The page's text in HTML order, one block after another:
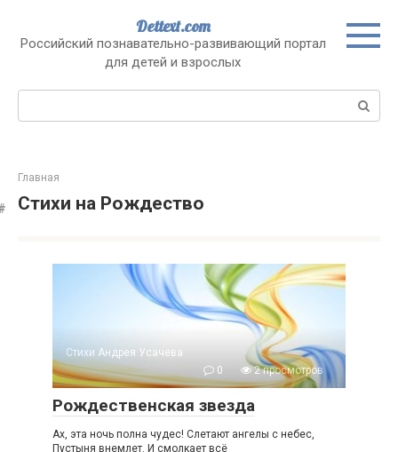
контенту
Dettext.com
Российский познавательно-развивающий портал
для детей и взрослых
Поиск:
Главная
Стихи на Рождество
Стихи Андрея Усачева
0
2 просмотров
Рождественская звезда
Ах, эта ночь полна чудес! Слетают ангелы с небес,
Пустыня внемлет. И смолкает всё